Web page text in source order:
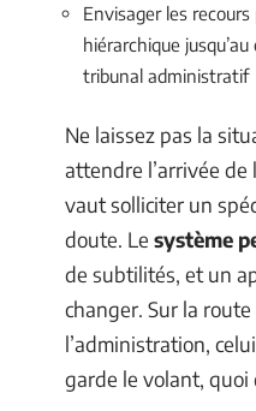
Envisager les recours
hiérarchique
tribunal administratif
Ne laissez pas la
attendre l’arrivée
vaut solliciter un
doute. Le système
de subtilités, et un
changer. Sur la route
l’administration,
garde le volant, quoi